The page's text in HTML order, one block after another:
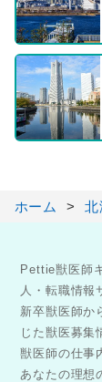
ホーム 北
Pettie獣医師
人・転職情報
新卒獣医師か
じた獣医募集
獣医師の仕事
あなたの理想